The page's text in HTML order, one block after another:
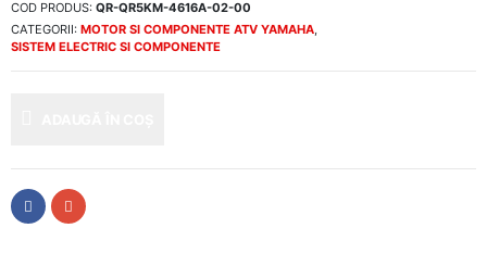
COD PRODUS: QR-QR5KM-4616A-02-00
CATEGORII: MOTOR SI COMPONENTE ATV YAMAHA,
SISTEM ELECTRIC SI COMPONENTE